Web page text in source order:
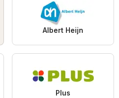
Albert Heijn
Plus